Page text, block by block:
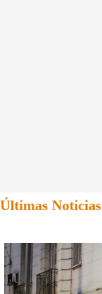
Últimas Noticias